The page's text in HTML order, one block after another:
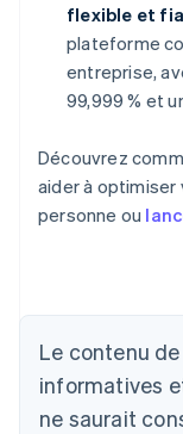
flexible et
plateforme
entreprise,
99,999 % et
Découvrez
aider à optimiser
personne ou
Le contenu
informatives
ne saurait
DeutschEnglish
Australie
English
Autriche
DeutschEnglish